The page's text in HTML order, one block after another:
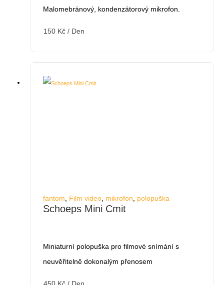
Malomebránový, kondenzátorový mikrofon.
150 Kč / Den
fantom Film video mikrofon polopuška
Schoeps Mini Cmit
Miniaturní polopuška pro filmové snímání s
neuvěřitelně dokonalým přenosem